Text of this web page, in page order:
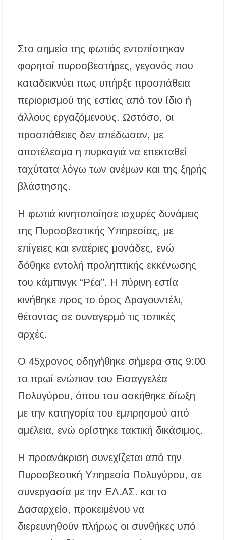
Στο σημείο της φωτιάς εντοπίστηκαν
φορητοί πυροσβεστήρες, γεγονός που
καταδεικνύει πως υπήρξε προσπάθεια
περιορισμού της εστίας από τον ίδιο ή
άλλους εργαζόμενους. Ωστόσο, οι
προσπάθειες δεν απέδωσαν, με
αποτέλεσμα η πυρκαγιά να επεκταθεί
ταχύτατα λόγω των ανέμων και της ξηρής
βλάστησης.
Η φωτιά κινητοποίησε ισχυρές δυνάμεις
της Πυροσβεστικής Υπηρεσίας, με
επίγειες και εναέριες μονάδες, ενώ
δόθηκε εντολή προληπτικής εκκένωσης
του κάμπινγκ “Ρέα”. Η πύρινη εστία
κινήθηκε προς το όρος Δραγουντέλι,
θέτοντας σε συναγερμό τις τοπικές
αρχές.
Ο 45χρονος οδηγήθηκε σήμερα στις 9:00
το πρωί ενώπιον του Εισαγγελέα
Πολυγύρου, όπου του ασκήθηκε δίωξη
με την κατηγορία του εμπρησμού από
αμέλεια, ενώ ορίστηκε τακτική δικάσιμος.
Η προανάκριση συνεχίζεται από την
Πυροσβεστική Υπηρεσία Πολυγύρου, σε
συνεργασία με την ΕΛ.ΑΣ. και το
Δασαρχείο, προκειμένου να
διερευνηθούν πλήρως οι συνθήκες υπό